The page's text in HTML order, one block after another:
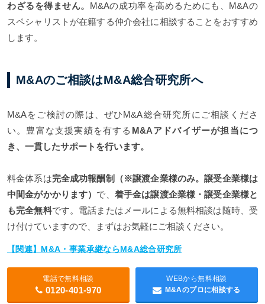
わざるを得ません。 M&Aの成功率を高めるためにも、M&Aの
スペシャリストが在籍する仲介会社に相談することをおすすめ
します。
M&Aのご相談はM&A総合研究所へ
M&Aをご検討の際は、ぜひM&A総合研究所にご相談くださ
い。豊富な支援実績を有する M&Aアドバイザーが担当につ
き、一貫したサポートを行います。
料金体系は完全成功報酬制（※譲渡企業様のみ。譲受企業様は
中間金がかかります） で、 着手金は譲渡企業様・譲受企業様と
も完全無料です。電話またはメールによる無料相談は随時、受
け付けていますので、まずはお気軽にご相談ください。
【関連】M&A・事業承継ならM&A総合研究所
電話で無料相談
0120-401-970
WEBから無料相談
M&Aのプロに相談する